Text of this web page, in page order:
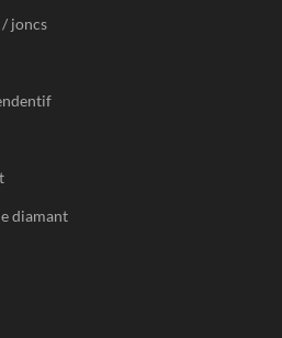
/ joncs
diamant